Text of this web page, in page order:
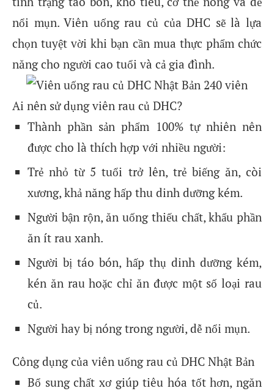
nổi mụn. Viên uống rau củ của DHC sẽ là lựa
chọn tuyệt vời khi bạn cần mua thực phẩm chức
năng cho người cao tuổi và cả gia đình.
Ai nên sử dụng viên rau củ DHC?
Thành phần sản phẩm 100% tự nhiên nên
được cho là thích hợp với nhiều người:
Trẻ nhỏ từ 5 tuổi trở lên, trẻ biếng ăn, còi
xương, khả năng hấp thu dinh dưỡng kém.
Người bận rộn, ăn uống thiếu chất, khẩu phần
ăn ít rau xanh.
Người bị táo bón, hấp thụ dinh dưỡng kém,
kén ăn rau hoặc chỉ ăn được một số loại rau
củ.
Người hay bị nóng trong người, dễ nổi mụn.
Công dụng của viên uống rau củ DHC Nhật Bản
Bổ sung chất xơ giúp tiêu hóa tốt hơn, ngăn